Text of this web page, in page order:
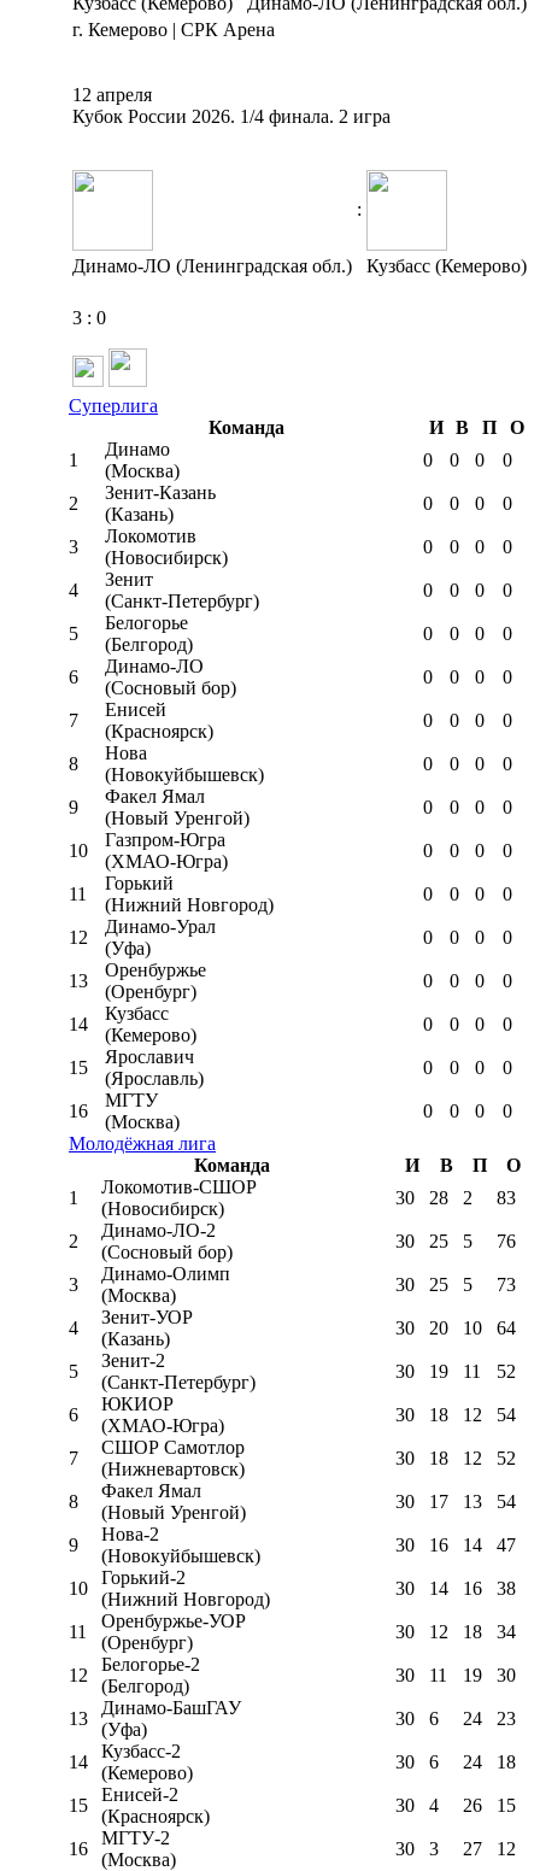
г. Кемерово | СРК Арена
12 апреля
Кубок России 2026. 1/4 финала. 2 игра
:
Динамо-ЛО (Ленинградская обл.) Кузбасс (Кемерово)
3 : 0
Суперлига
Команда
И В П
О
1
Динамо
(Москва)
0 0 0 0
2
Зенит-Казань
(Казань)
0 0 0 0
3
Локомотив
(Новосибирск)
0 0 0 0
4
Зенит
(Санкт-Петербург)
0 0 0 0
5
Белогорье
(Белгород)
0 0 0 0
6
Динамо-ЛО
(Сосновый бор)
0 0 0 0
7
Енисей
(Красноярск)
0 0 0 0
8
Нова
(Новокуйбышевск)
0 0 0 0
9
Факел Ямал
(Новый Уренгой)
0 0 0 0
10
Газпром-Югра
(ХМАО-Югра)
0 0 0 0
11
Горький
(Нижний Новгород)
0 0 0 0
12
Динамо-Урал
(Уфа)
0 0 0 0
13
Оренбуржье
(Оренбург)
0 0 0 0
14
Кузбасс
(Кемерово)
0 0 0 0
15
Ярославич
(Ярославль)
0 0 0 0
16
МГТУ
(Москва)
0 0 0
0
Молодёжная лига
Команда
И В П
О
1
Локомотив-CШОР
(Новосибирск)
30 28 2 83
2
Динамо-ЛО-2
(Сосновый бор)
30 25 5 76
3
Динамо-Олимп
(Москва)
30 25 5 73
4
Зенит-УОР
(Казань)
30 20 10 64
5
Зенит-2
(Санкт-Петербург)
30 19 11 52
6
ЮКИОР
(ХМАО-Югра)
30 18 12 54
7
СШОР Самотлор
(Нижневартовск)
30 18 12 52
8
Факел Ямал
(Новый Уренгой)
30 17 13 54
9
Нова-2
(Новокуйбышевск)
30 16 14 47
10
Горький-2
(Нижний Новгород)
30 14 16 38
11
Оренбуржье-УОР
(Оренбург)
30 12 18 34
12
Белогорье-2
(Белгород)
30 11 19 30
13
Динамо-БашГАУ
(Уфа)
30 6 24 23
14
Кузбасс-2
(Кемерово)
30 6 24 18
15
Енисей-2
(Красноярск)
30 4 26 15
16
МГТУ-2
(Москва)
30 3 27 12